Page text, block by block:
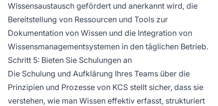
Wissensaustausch gefördert und anerkannt wird, die
Bereitstellung von Ressourcen und Tools zur
Dokumentation von Wissen und die Integration von
Wissensmanagementsystemen in den täglichen Betrieb.
Schritt 5: Bieten Sie Schulungen an
Die Schulung und Aufklärung Ihres Teams über die
Prinzipien und Prozesse von KCS stellt sicher, dass sie
verstehen, wie man Wissen effektiv erfasst, strukturiert